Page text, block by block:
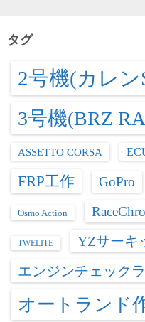
ー
タグ
2号機(カレン
3号機(BRZ
ASSETTO CORSA
FRP工作 GoPro
Osmo Action
TWELITE
YZサーキ
エンジンチェック
オートランド